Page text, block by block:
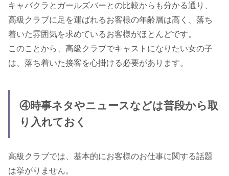
キャバクラとガールズバーとの比較からも分かる通り、
高級クラブに足を運ばれるお客様の年齢層は高く、落ち
着いた雰囲気を求めているお客様がほとんどです。
このことから、高級クラブでキャストになりたい女の子
は、落ち着いた接客を心掛ける必要があります。
④時事ネタやニュースなどは普段から取
り入れておく
高級クラブでは、基本的にお客様のお仕事に関する話題
は挙がりません。